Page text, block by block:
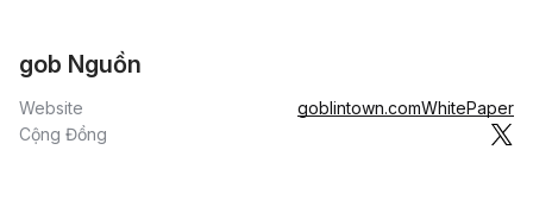
gob Nguồn
Website goblintown.comWhitePaper
Cộng Đồng